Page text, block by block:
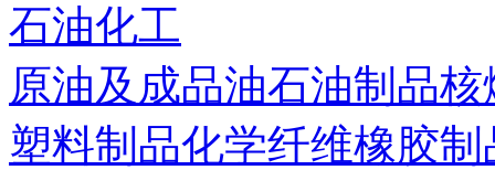
石油化工
原油及成品油石油制品核
塑料制品化学纤维橡胶制